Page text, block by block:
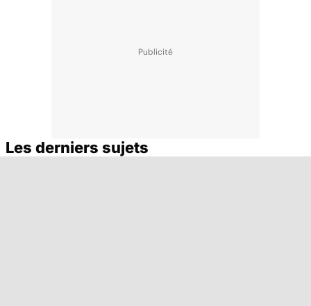
Les derniers sujets